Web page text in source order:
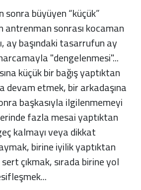
sonra büyüyen “küçük”
sonrası kocaman
ay başındaki tasarrufun ay
"dengelenmesi"...
küçük bir bağış yaptıktan
devam etmek, bir arkadaşına
başkasıyla ilgilenmemeyi
fazla mesai yaptıktan
kalmayı veya dikkat
birine iyilik yaptıktan
çıkmak, sırada birine yol